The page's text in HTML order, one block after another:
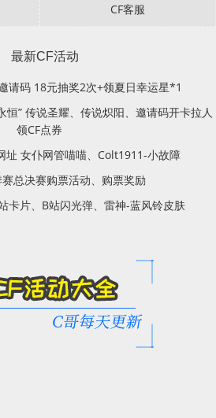
CF客服
最新CF活动
请码 18元抽奖2次+领夏日幸运星*1
恒” 传说圣耀、传说炽阳、邀请码开卡拉人
领CF点券
址 女仆网管喵喵、Colt1911-小故障
赛总决赛购票活动、购票奖励
卡片、B站闪光弹、雷神-蓝风铃皮肤